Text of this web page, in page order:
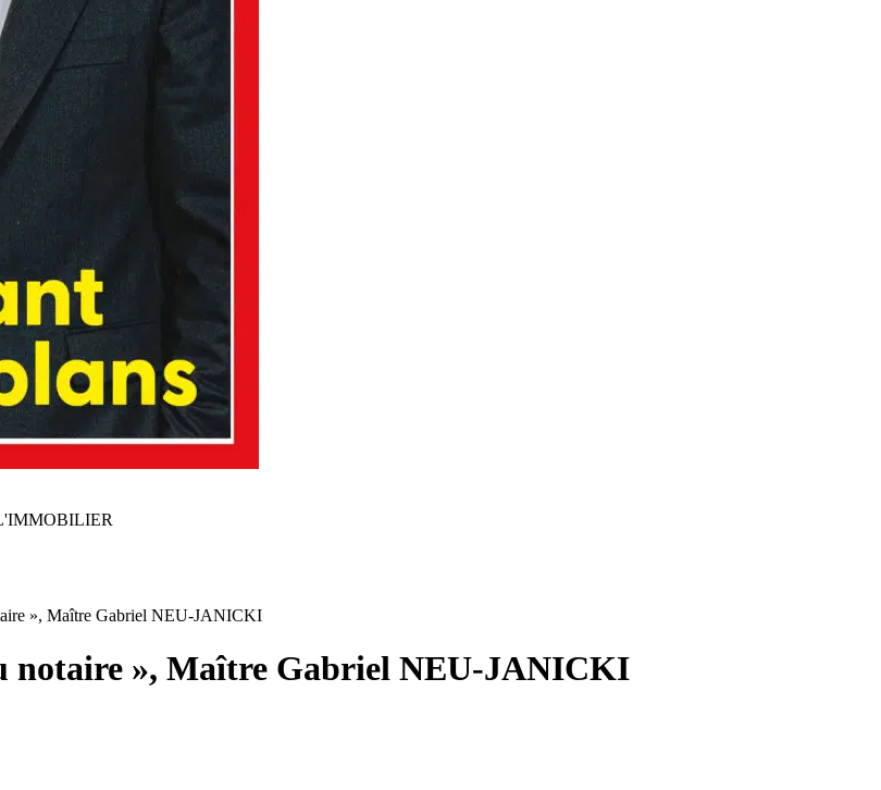
», Maître Gabriel NEU-JANICKI
notaire », Maître Gabriel NEU-JANICKI